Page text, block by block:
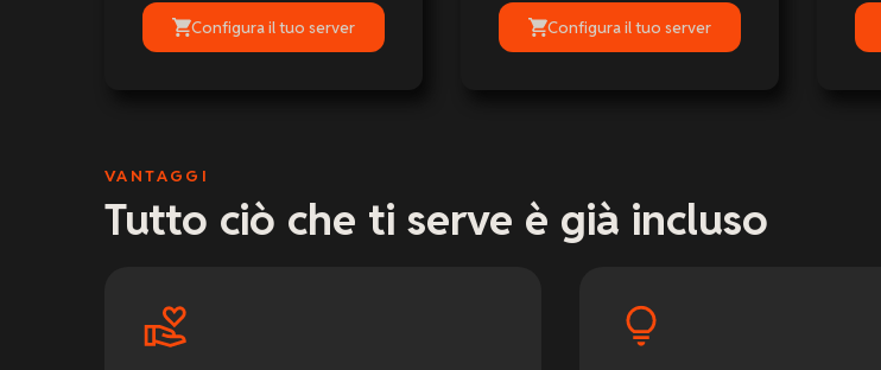
Configura il tuo server Configura il tuo server
VANTAGGI
Tutto ciò che ti serve è già incluso